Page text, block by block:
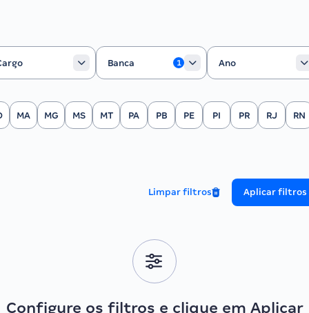
Banca
Banca
1
Ano
Ano
MA MG MS MT PA PB PE PI PR RJ RN
Limpar filtros Aplicar filtros
Configure os filtros e clique em Aplicar